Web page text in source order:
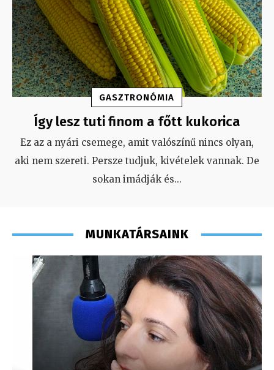
GASZTRONÓMIA
Így lesz tuti finom a főtt kukorica
Ez az a nyári csemege, amit valószínű nincs olyan,
aki nem szereti. Persze tudjuk, kivételek vannak. De
sokan imádják és...
MUNKATÁRSAINK